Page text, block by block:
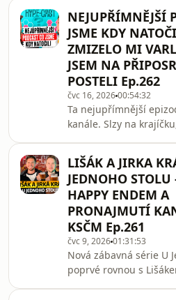
plány. Jestli jim Clash
nohy, kolik financí do
se platí zápasníkům a
tenhle byznys.
Machem probrali jeho
a zákulisí jak to tam
NEJUPŘÍMNĚJŠÍ
JSME KDY
ZMIZELO MI
JSEM NA
POSTELI Ep.262
čvc 16, 202600:54:32
Ta nejupřímnější
kanále. Slzy na
Tuhle epizodu si
LIŠÁK A JIRKA
JEDNOHO STOLU
HAPPY ENDEM A
PRONAJMUTÍ
KSČM Ep.261
čvc 9, 202601:31:53
Nová zábavná série U
poprvé rovnou s